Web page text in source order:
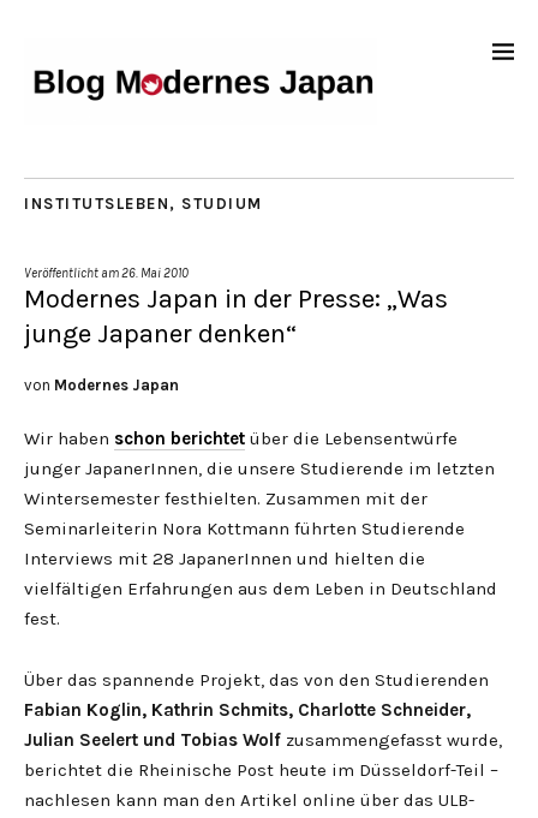
INSTITUTSLEBEN , STUDIUM
Veröffentlicht am26. Mai 2010
Modernes Japan in der Presse: „Was
junge Japaner denken“
von Modernes Japan
Wir haben schon berichtet über die Lebensentwürfe
junger JapanerInnen, die unsere Studierende im letzten
Wintersemester festhielten. Zusammen mit der
Seminarleiterin Nora Kottmann führten Studierende
Interviews mit 28 JapanerInnen und hielten die
vielfältigen Erfahrungen aus dem Leben in Deutschland
fest.
Über das spannende Projekt, das von den Studierenden
Fabian Koglin, Kathrin Schmits, Charlotte Schneider,
Julian Seelert und Tobias Wolf zusammengefasst wurde,
berichtet die Rheinische Post heute im Düsseldorf-Teil –
nachlesen kann man den Artikel online über das ULB-